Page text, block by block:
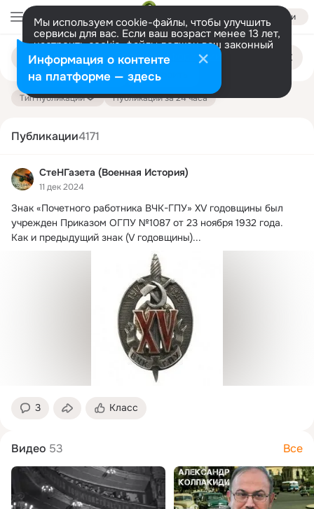
Войти
Мы используем cookie-файлы, чтобы улучшить
сервисы для вас. Если ваш возраст менее 13 лет,
настроить cookie-файлы должен ваш законный
представитель. Больше информации
Разрешить все Настроить
Поиск
публикациям
Тип публикации Публикации за 24 часа
Публикации4171
СтеНГазета (Военная История)
11 дек 2024
Знак «Почетного работника ВЧК-ГПУ» XV годовщины был
учрежден Приказом ОГПУ №1087 от 23 ноября 1932 года.
Как и предыдущий знак (V годовщины)...
3 Класс
Видео 53 Все
Информация о контенте
на платформе — здесь